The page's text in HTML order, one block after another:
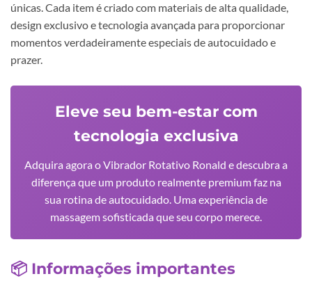
únicas. Cada item é criado com materiais de alta qualidade,
design exclusivo e tecnologia avançada para proporcionar
momentos verdadeiramente especiais de autocuidado e
prazer.
Eleve seu bem-estar com
tecnologia exclusiva
Adquira agora o Vibrador Rotativo Ronald e descubra a
diferença que um produto realmente premium faz na
sua rotina de autocuidado. Uma experiência de
massagem sofisticada que seu corpo merece.
📦 Informações importantes